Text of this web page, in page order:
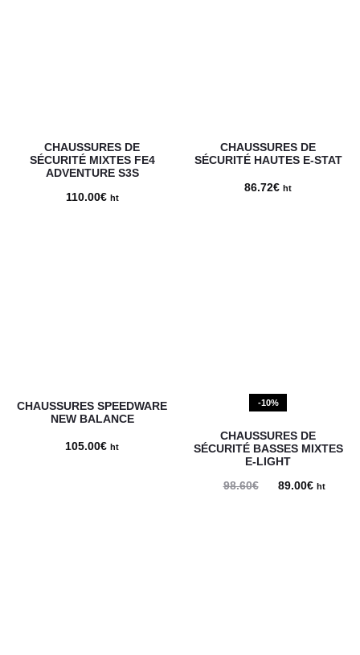
CHAUSSURES DE
SÉCURITÉ MIXTES FE4
ADVENTURE S3S
110.00€ ht
CHAUSSURES DE
SÉCURITÉ HAUTES E-STAT
86.72€ ht
CHAUSSURES SPEEDWARE
NEW BALANCE
105.00€ ht
-10%
CHAUSSURES DE
SÉCURITÉ BASSES MIXTES
E-LIGHT
98.60€ 89.00€Le
ht